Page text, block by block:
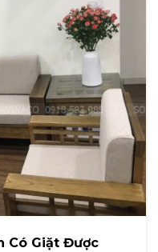
Có Giặt Được